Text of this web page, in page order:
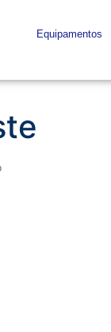
Equipamentos